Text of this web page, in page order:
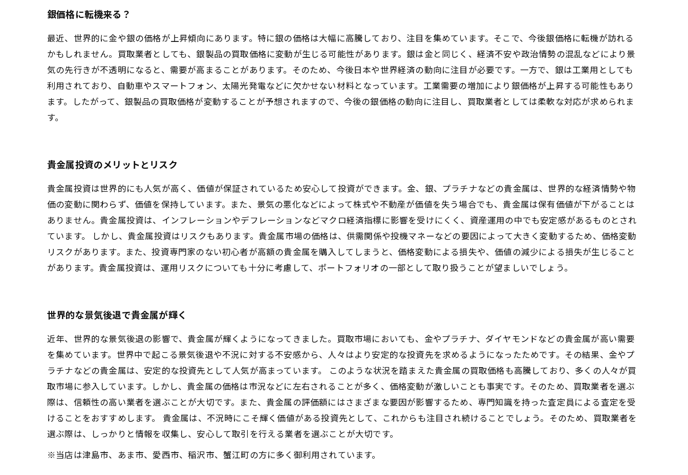
銀価格に転機来る？
最近、世界的に金や銀の価格が上昇傾向にあります。特に銀の価格は大幅に高騰しており、注目を集めています。そこで、今後銀価格に転機が訪れる
かもしれません。買取業者としても、銀製品の買取価格に変動が生じる可能性があります。銀は金と同じく、経済不安や政治情勢の混乱などにより景
気の先行きが不透明になると、需要が高まることがあります。そのため、今後日本や世界経済の動向に注目が必要です。一方で、銀は工業用としても
利用されており、自動車やスマートフォン、太陽光発電などに欠かせない材料となっています。工業需要の増加により銀価格が上昇する可能性もあり
ます。したがって、銀製品の買取価格が変動することが予想されますので、今後の銀価格の動向に注目し、買取業者としては柔軟な対応が求められま
す。
貴金属投資のメリットとリスク
貴金属投資は世界的にも人気が高く、価値が保証されているため安心して投資ができます。金、銀、プラチナなどの貴金属は、世界的な経済情勢や物
価の変動に関わらず、価値を保持しています。また、景気の悪化などによって株式や不動産が価値を失う場合でも、貴金属は保有価値が下がることは
ありません。貴金属投資は、インフレーションやデフレーションなどマクロ経済指標に影響を受けにくく、資産運用の中でも安定感があるものとされ
ています。 しかし、貴金属投資はリスクもあります。貴金属市場の価格は、供需関係や投機マネーなどの要因によって大きく変動するため、価格変動
リスクがあります。また、投資専門家のない初心者が高額の貴金属を購入してしまうと、価格変動による損失や、価値の減少による損失が生じること
があります。貴金属投資は、運用リスクについても十分に考慮して、ポートフォリオの一部として取り扱うことが望ましいでしょう。
世界的な景気後退で貴金属が輝く
近年、世界的な景気後退の影響で、貴金属が輝くようになってきました。買取市場においても、金やプラチナ、ダイヤモンドなどの貴金属が高い需要
を集めています。世界中で起こる景気後退や不況に対する不安感から、人々はより安定的な投資先を求めるようになったためです。その結果、金やプ
ラチナなどの貴金属は、安定的な投資先として人気が高まっています。 このような状況を踏まえた貴金属の買取価格も高騰しており、多くの人々が買
取市場に参入しています。しかし、貴金属の価格は市況などに左右されることが多く、価格変動が激しいことも事実です。そのため、買取業者を選ぶ
際は、信頼性の高い業者を選ぶことが大切です。また、貴金属の評価額にはさまざまな要因が影響するため、専門知識を持った査定員による査定を受
けることをおすすめします。 貴金属は、不況時にこそ輝く価値がある投資先として、これからも注目され続けることでしょう。そのため、買取業者を
選ぶ際は、しっかりと情報を収集し、安心して取引を行える業者を選ぶことが大切です。
※当店は津島市、あま市、愛西市、稲沢市、蟹江町の方に多く御利用されています。